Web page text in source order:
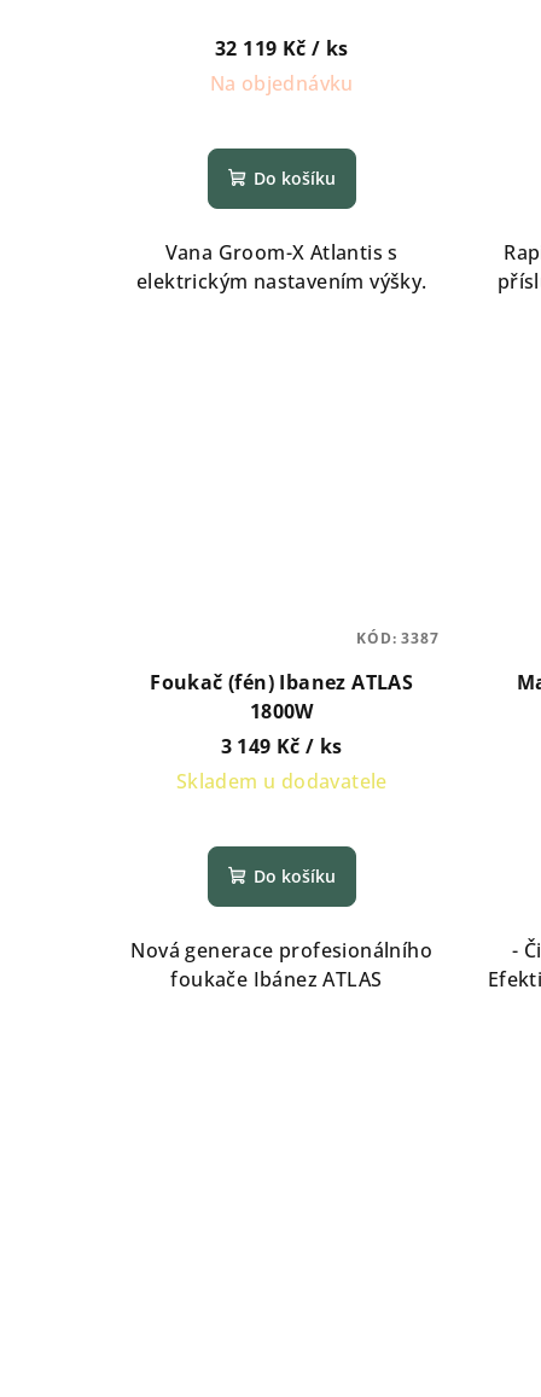
32 119 Kč / ks
Na objednávku
Do košíku
Vana Groom-X Atlantis s
elektrickým nastavením výšky.
Foukač (fén) Ibanez ATLAS
1800W
3 149 Kč/ ks
Skladem u dodavatele
Do košíku
Nová generace profesionálního
foukače Ibánez ATLAS
KÓD:3387
-